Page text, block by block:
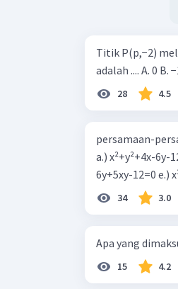
Titik P(p,−2)
adalah .... A. 0 B.
28 4.5
persamaan-
a.) x²+y²+4x-6y-
34 3.0
Apa yang
15 4.2